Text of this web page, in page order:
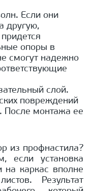
Если они
другую,
опоры в
смогут надежно
слой.
повреждений
После монтажа ее
из профнастила?
установка
на каркас вполне
Результат